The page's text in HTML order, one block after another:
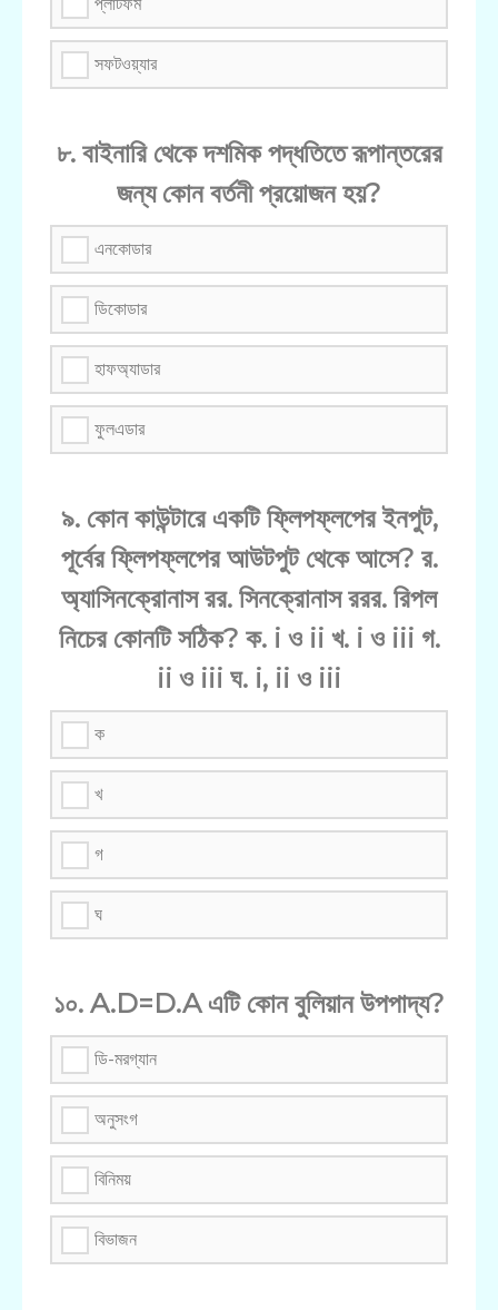
সফটওয়্যার
৮. বাইনারি থেকে দশমিক পদ্ধতিতে রূপান্তরের
জন্য কোন বর্তনী প্রয়োজন হয়?
এনকোডার
ডিকোডার
হাফঅ্যাডার
ফুলএডার
৯. কোন কাউন্টারে একটি ফ্লিপফ্লপের ইনপুট,
পূর্বের ফ্লিপফ্লপের আউটপুট থেকে আসে? র.
অ্যাসিনক্রোনাস রর. সিনক্রোনাস ররর. রিপল
নিচের কোনটি সঠিক? ক. i ও ii খ. i ও iii গ.
ii ও iii ঘ. i, ii ও iii
ক
খ
গ
ঘ
১০. A.D=D.A এটি কোন বুলিয়ান উপপাদ্য?
ডি-মরগ্যান
অনুসংগ
বিনিময়
বিভাজন